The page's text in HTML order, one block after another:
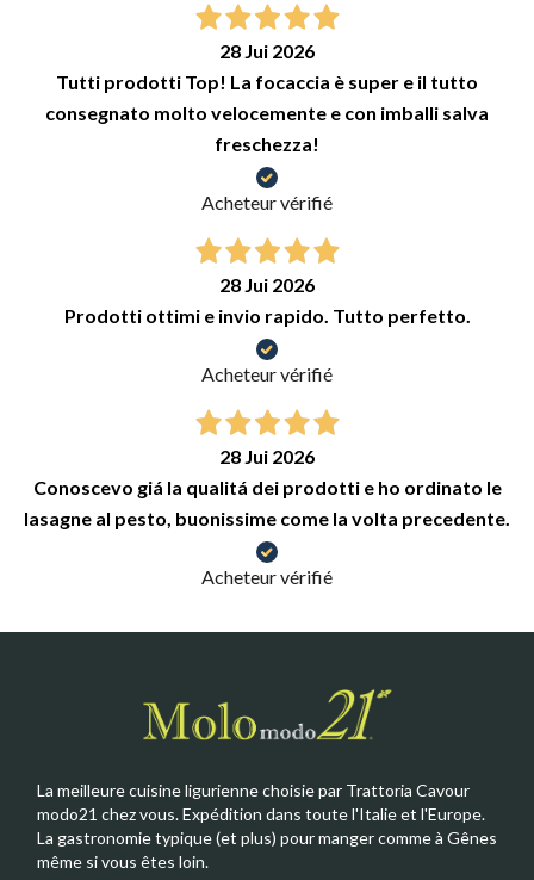
28 Jui 2026
Tutti prodotti Top! La focaccia è super e il tutto
consegnato molto velocemente e con imballi salva
freschezza!
Acheteur vérifié
28 Jui 2026
Prodotti ottimi e invio rapido. Tutto perfetto.
Acheteur vérifié
28 Jui 2026
Conoscevo giá la qualitá dei prodotti e ho ordinato le
lasagne al pesto, buonissime come la volta precedente.
Acheteur vérifié
La meilleure cuisine ligurienne choisie par Trattoria Cavour
modo21 chez vous. Expédition dans toute l'Italie et l'Europe.
La gastronomie typique (et plus) pour manger comme à Gênes
même si vous êtes loin.